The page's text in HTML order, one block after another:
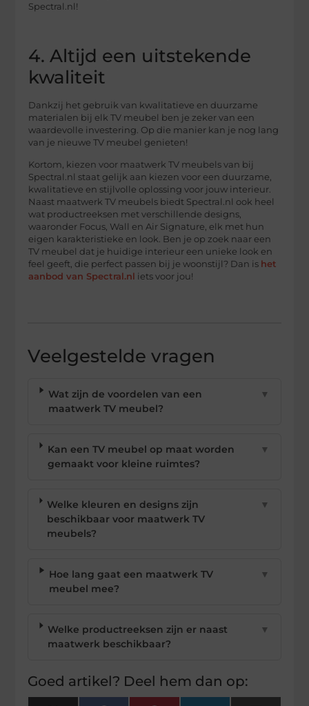
Spectral.nl!
4. Altijd een uitstekende
kwaliteit
Dankzij het gebruik van kwalitatieve en duurzame
materialen bij elk TV meubel ben je zeker van een
waardevolle investering. Op die manier kan je nog lang
van je nieuwe TV meubel genieten!
Kortom, kiezen voor maatwerk TV meubels van bij
Spectral.nl staat gelijk aan kiezen voor een duurzame,
kwalitatieve en stijlvolle oplossing voor jouw interieur.
Naast maatwerk TV meubels biedt Spectral.nl ook heel
wat productreeksen met verschillende designs,
waaronder Focus, Wall en Air Signature, elk met hun
eigen karakteristieke en look. Ben je op zoek naar een
TV meubel dat je huidige interieur een unieke look en
feel geeft, die perfect passen bij je woonstijl? Dan is het
aanbod van Spectral.nl iets voor jou!
Veelgestelde vragen
Wat zijn de voordelen van een
maatwerk TV meubel?
▼
Kan een TV meubel op maat worden
gemaakt voor kleine ruimtes?
▼
Welke kleuren en designs zijn
beschikbaar voor maatwerk TV
meubels?
▼
Hoe lang gaat een maatwerk TV
meubel mee?
▼
Welke productreeksen zijn er naast
maatwerk beschikbaar?
▼
Goed artikel? Deel hem dan op: